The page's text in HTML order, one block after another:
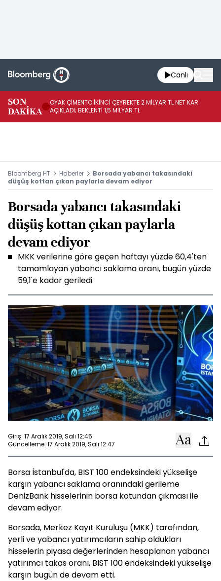
Canlı
SON
DAKİKA
OYAK ÇİMENTO İKİNCİ ÇEYREKTE 2 MİLYAR TL NET KAR
AÇIKLADI; BEKLENTİ 1,5 MİLYAR TL
Bloomberg HT Haberler
Borsada yabancı takasındaki
düşüş kottan çıkan paylarla devam ediyor
Borsada yabancı takasındaki
düşüş kottan çıkan paylarla
devam ediyor
MKK verilerine göre geçen haftayı yüzde 60,4'ten
tamamlayan yabancı saklama oranı, bugün yüzde
59,1'e kadar geriledi
Giriş: 17 Aralık 2019, Salı 12:45
Güncelleme: 17 Aralık 2019, Salı 12:47
Borsa İstanbul'da, BIST 100 endeksindeki yükselişe
karşın yabancı saklama oranındaki gerileme
DenizBank hisselerinin borsa kotundan çıkması ile
devam ediyor.
Borsada, Merkez Kayıt Kuruluşu (MKK) tarafından,
yerli ve yabancı yatırımcıların sahip oldukları
hisselerin piyasa değerlerinden hesaplanan yabancı
yatırımcı takas oranı, BIST 100 endeksindeki yükselişe
karşın bugün de devam etti.